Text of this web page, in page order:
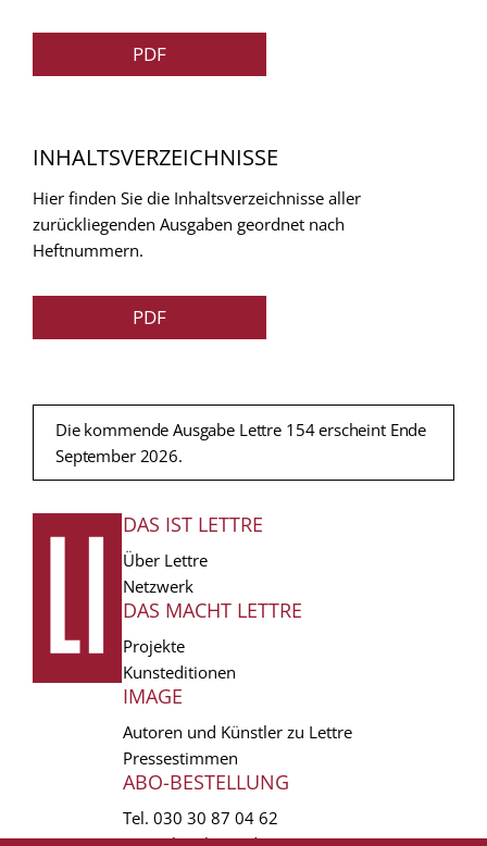
PDF
INHALTSVERZEICHNISSE
Hier finden Sie die Inhaltsverzeichnisse aller
zurückliegenden Ausgaben geordnet nach
Heftnummern.
PDF
Die kommende Ausgabe Lettre 154 erscheint Ende
September 2026.
FUSSZEILE
DAS IST LETTRE
Über Lettre
Netzwerk
DAS MACHT LETTRE
Projekte
Kunsteditionen
IMAGE
Autoren und Künstler zu Lettre
Pressestimmen
ABO-BESTELLUNG
Tel. 030 30 87 04 62